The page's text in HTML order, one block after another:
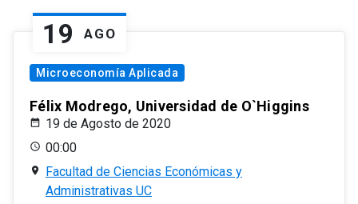
19 AGO
Microeconomía Aplicada
Félix Modrego, Universidad de O`Higgins
19 de Agosto de 2020
00:00
Facultad de Ciencias Económicas y
Administrativas UC